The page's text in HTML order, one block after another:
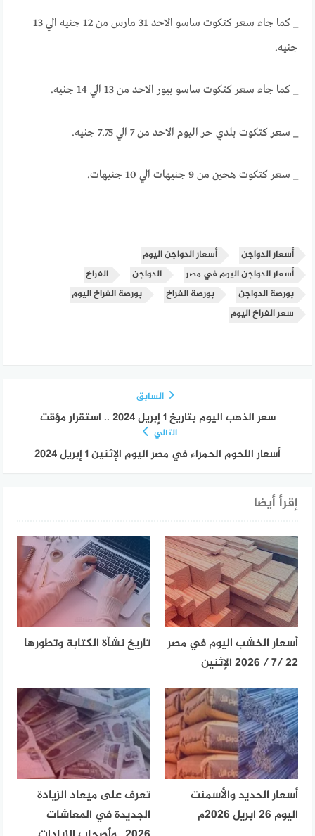
_ كما جاء سعر كتكوت ساسو الاحد 31 مارس من 12 جنيه الي 13
جنيه.
_ كما جاء سعر كتكوت ساسو بيور الاحد من 13 الي 14 جنيه.
_ سعر كتكوت بلدي حر اليوم الاحد من 7 الي 7.75 جنيه.
_ سعر كتكوت هجين من 9 جنيهات الي 10 جنيهات.
أسعار الدواجن
أسعار الدواجن اليوم
أسعار الدواجن اليوم في مصر
الدواجن
الفراخ
بورصة الدواجن
بورصة الفراخ
بورصة الفراخ اليوم
سعر الفراخ اليوم
السابق
سعر الذهب اليوم بتاريخ 1 إبريل 2024 .. استقرار مؤقت
التالي
أسعار اللحوم الحمراء في مصر اليوم الإثنين 1 إبريل 2024
إقرأ أيضا
أسعار الخشب اليوم في مصر
22 /7 / 2026 الإثنين
تاريخ نشأة الكتابة وتطورها
أسعار الحديد والأسمنت
اليوم 26 ابريل 2026م
تعرف على ميعاد الزيادة
الجديدة في المعاشات